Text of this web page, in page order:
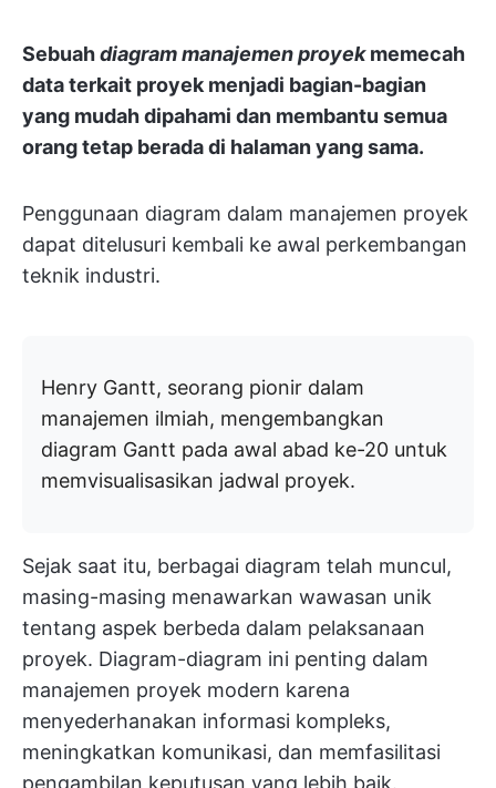
Sebuahdiagram manajemen proyekmemecah
data terkait proyek menjadi bagian-bagian
yang mudah dipahami dan membantu semua
orang tetap berada di halaman yang sama.
Penggunaan diagram dalam manajemen proyek
dapat ditelusuri kembali ke awal perkembangan
teknik industri.
Henry Gantt, seorang pionir dalam
manajemen ilmiah, mengembangkan
diagram Gantt pada awal abad ke-20 untuk
memvisualisasikan jadwal proyek.
Sejak saat itu, berbagai diagram telah muncul,
masing-masing menawarkan wawasan unik
tentang aspek berbeda dalam pelaksanaan
proyek. Diagram-diagram ini penting dalam
manajemen proyek modern karena
menyederhanakan informasi kompleks,
meningkatkan komunikasi, dan memfasilitasi
pengambilan keputusan yang lebih baik.